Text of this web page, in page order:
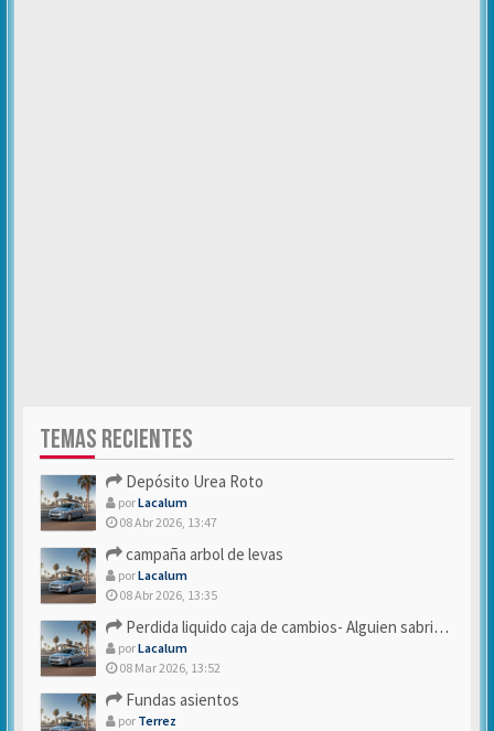
TEMAS RECIENTES
Depósito Urea Roto
porLacalum
08 Abr 2026, 13:47
campaña arbol de levas
porLacalum
08 Abr 2026, 13:35
Perdida liquido caja de cambios- Alguien sabria decirme
porLacalum
08 Mar 2026, 13:52
Fundas asientos
por Terrez